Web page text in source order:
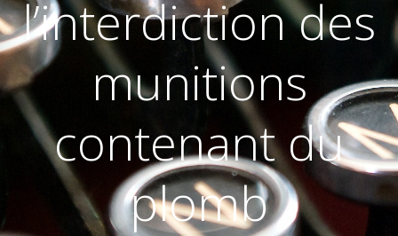
l’interdiction des
munitions
contenant du
plomb